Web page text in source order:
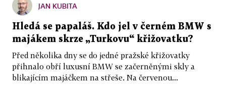
JAN KUBITA
Hledá se papaláš. Kdo jel v černém BMW s
majákem skrze „Turkovu“ křižovatku?
Před několika dny se do jedné pražské křižovatky
přihnalo obří luxusní BMW se začerněnými skly a
blikajícím majáčkem na střeše. Na červenou...